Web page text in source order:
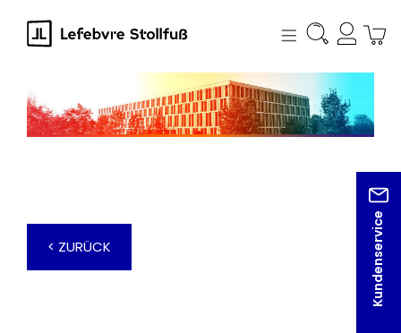
springen
Kundenservice
< ZURÜCK